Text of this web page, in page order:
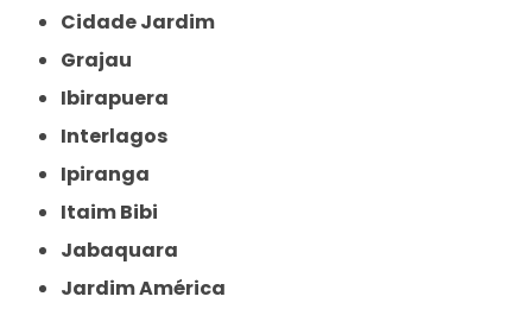
Cidade Jardim
Grajau
Ibirapuera
Interlagos
Ipiranga
Itaim Bibi
Jabaquara
Jardim América